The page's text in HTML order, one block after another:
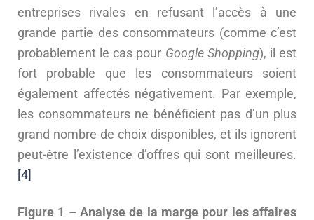
entreprises rivales en refusant l’accès à une
grande partie des consommateurs (comme c’est
probablement le cas pour Google Shopping), il est
fort probable que les consommateurs soient
également affectés négativement. Par exemple,
les consommateurs ne bénéficient pas d’un plus
grand nombre de choix disponibles, et ils ignorent
peut-être l’existence d’offres qui sont meilleures.
[4]
Figure 1 – Analyse de la marge pour les affaires